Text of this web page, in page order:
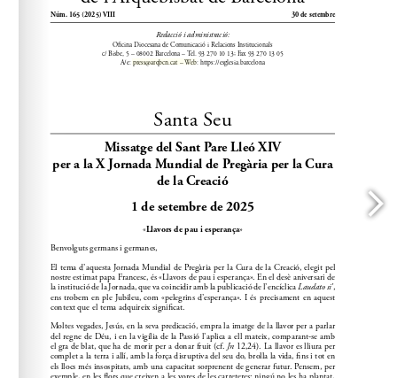
A/e: press@arqbcn.cat – Web: https://esglesia.barcelona